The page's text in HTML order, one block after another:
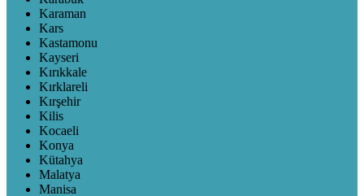
Karaman
Kars
Kastamonu
Kayseri
Kırıkkale
Kırklareli
Kırşehir
Kilis
Kocaeli
Konya
Kütahya
Malatya
Manisa